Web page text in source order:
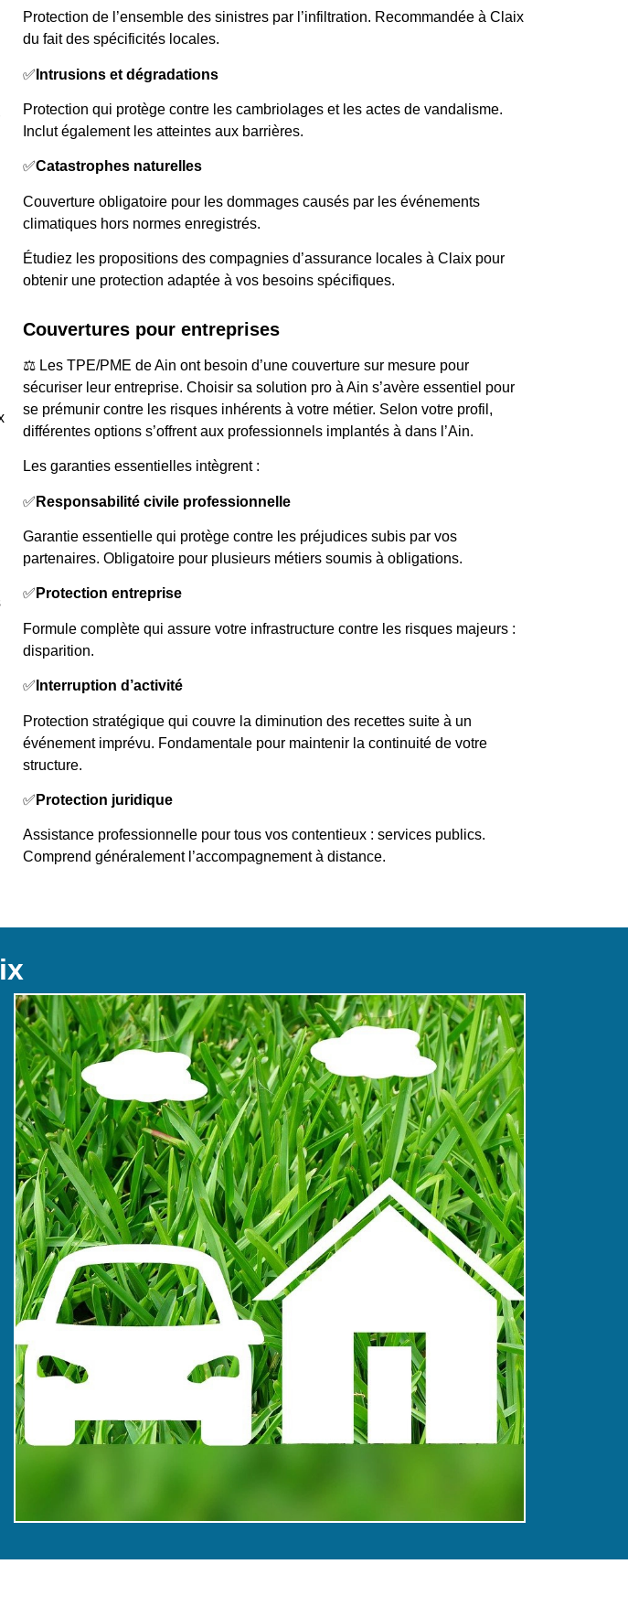
Protection de l’ensemble des sinistres par l’infiltration. Recommandée à Claix
du fait des spécificités locales.
✅ Intrusions et dégradations
Protection qui protège contre les cambriolages et les actes de vandalisme.
Inclut également les atteintes aux barrières.
✅Catastrophes naturelles
Couverture obligatoire pour les dommages causés par les événements
climatiques hors normes enregistrés.
Étudiez les propositions des compagnies d’assurance locales à Claix pour
obtenir une protection adaptée à vos besoins spécifiques.
Couvertures pour entreprises
⚖️ Les TPE/PME de Ain ont besoin d’une couverture sur mesure pour
sécuriser leur entreprise. Choisir sa solution pro à Ain s’avère essentiel pour
se prémunir contre les risques inhérents à votre métier. Selon votre profil,
différentes options s’offrent aux professionnels implantés à dans l’Ain.
Les garanties essentielles intègrent :
✅ Responsabilité civile professionnelle
Garantie essentielle qui protège contre les préjudices subis par vos
partenaires. Obligatoire pour plusieurs métiers soumis à obligations.
✅ Protection entreprise
Formule complète qui assure votre infrastructure contre les risques majeurs :
disparition.
✅ Interruption d’activité
Protection stratégique qui couvre la diminution des recettes suite à un
événement imprévu. Fondamentale pour maintenir la continuité de votre
structure.
✅ Protection juridique
Assistance professionnelle pour tous vos contentieux : services publics.
Comprend généralement l’accompagnement à distance.